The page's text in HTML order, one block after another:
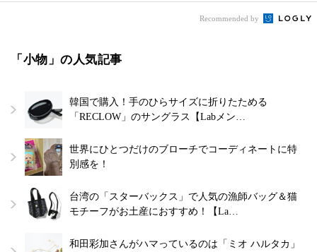
Recommended by
「小物」の人気記事
韓国で購入！手のひらサイズに折りたためる
「RECLOW」のサングラス【Labメン…
世界にひとつだけのブローチでコーディネートに特
別感を！
台湾の「スターバックス」で人気の漁師バッグ＆猫
モチーフがお土産におすすめ！【La…
和田彩加さんがハマっているのは「ミオ ハルタカ」